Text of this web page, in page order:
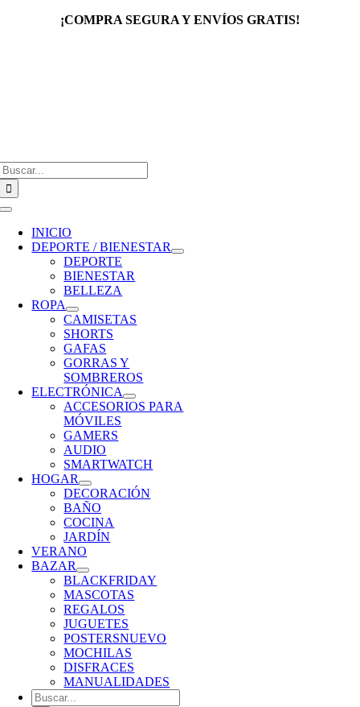
¡COMPRA SEGURA Y ENVÍOS GRATIS!
Toggle
Navigation
INICIO
DEPORTE / BIENESTAR
DEPORTE
BIENESTAR
BELLEZA
ROPA
CAMISETAS
SHORTS
GAFAS
GORRAS Y
SOMBREROS
ELECTRÓNICA
ACCESORIOS PARA
MÓVILES
GAMERS
AUDIO
SMARTWATCH
HOGAR
DECORACIÓN
BAÑO
COCINA
JARDÍN
VERANO
BAZAR
BLACKFRIDAY
MASCOTAS
REGALOS
JUGUETES
POSTERSNUEVO
MOCHILAS
DISFRACES
MANUALIDADES
Buscar: